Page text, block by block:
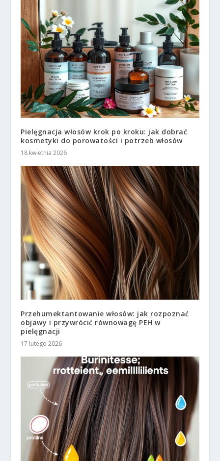
Pielęgnacja włosów krok po kroku: jak dobrać
kosmetyki do porowatości i potrzeb włosów
18 kwietnia 2026
Przehumektantowanie włosów: jak rozpoznać
objawy i przywrócić równowagę PEH w
pielęgnacji
17 lutego 2026